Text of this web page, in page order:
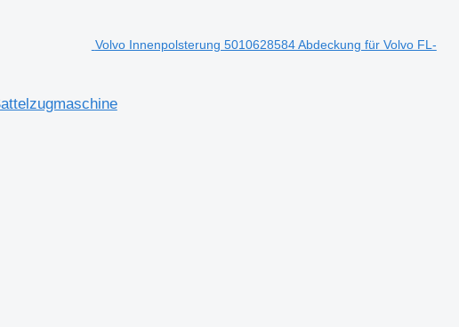
Volvo Innenpolsterung 5010628584 Abdeckung für Volvo FL-